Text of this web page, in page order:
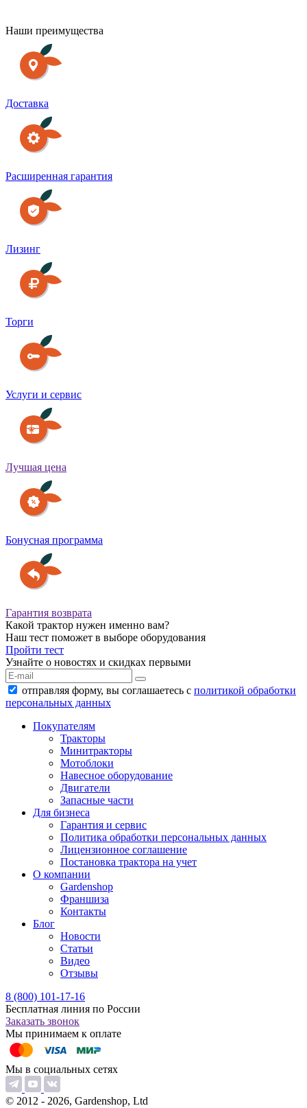
Наши преимущества
Доставка
Расширенная гарантия
Лизинг
Торги
Услуги и сервис
Лучшая цена
Бонусная программа
Гарантия возврата
Какой трактор нужен именно вам?
Наш тест поможет в выборе оборудования
Пройти тест
Узнайте о новостях и скидках первыми
отправляя форму, вы соглашаетесь с политикой обработки
персональных данных
Покупателям
Тракторы
Минитракторы
Мотоблоки
Навесное оборудование
Двигатели
Запасные части
Для бизнеса
Гарантия и сервис
Политика обработки персональных данных
Лицензионное соглашение
Постановка трактора на учет
О компании
Gardenshop
Франшиза
Контакты
Блог
Новости
Статьи
Видео
Отзывы
8 (800) 101-17-16
Бесплатная линия по России
Заказать звонок
Мы принимаем к оплате
Мы в социальных сетях
© 2012 - 2026, Gardenshop, Ltd